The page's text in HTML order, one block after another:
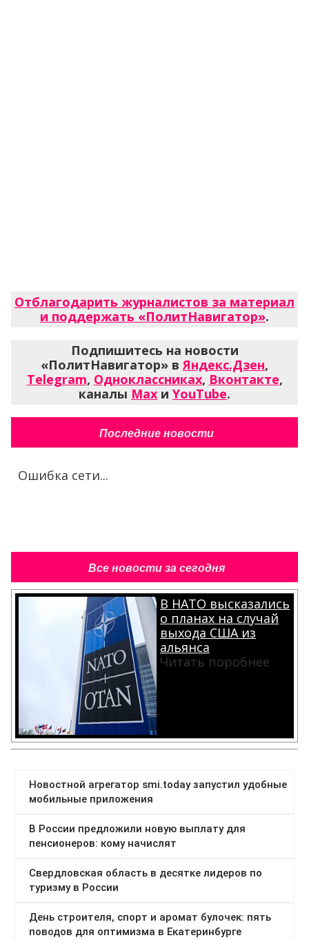
Отблагодарить журналистов за материал
и поддержать «ПолитНавигатор».
Подпишитесь на новости
«ПолитНавигатор» в Яндекс.Дзен,
Telegram, Одноклассниках, Вконтакте,
каналы Max и YouTube.
Последние новости
Ошибка сети...
Все новости за сегодня
В НАТО высказались
о планах на случай
выхода США из
альянса
Читать поробнее